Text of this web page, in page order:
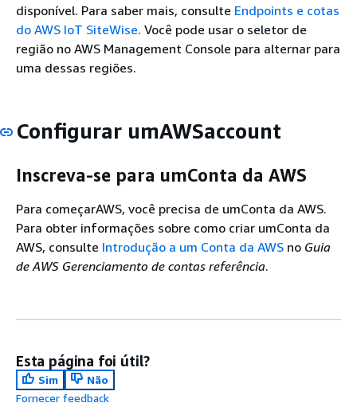
disponível. Para saber mais, consulte Endpoints e cotas
do AWS IoT SiteWise. Você pode usar o seletor de
região no AWS Management Console para alternar para
uma dessas regiões.
Configurar umAWSaccount
Inscreva-se para umConta da AWS
Para começarAWS, você precisa de umConta da AWS.
Para obter informações sobre como criar umConta da
AWS, consulte Introdução a um Conta da AWS no Guia
de AWS Gerenciamento de contas referência.
Esta página foi útil?
Sim
Não
Fornecer feedback